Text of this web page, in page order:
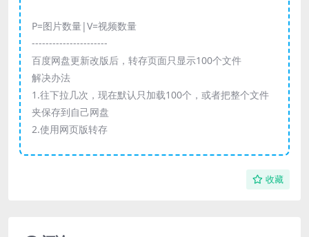
P=图片数量|V=视频数量
----------------------
百度网盘更新改版后，转存页面只显示100个文件
解决办法
1.往下拉几次，现在默认只加载100个，或者把整个文件
夹保存到自己网盘
2.使用网页版转存
收藏